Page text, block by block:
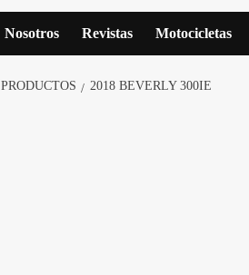
Nosotros Revistas Motocicletas
PRODUCTOS 2018 BEVERLY 300IE